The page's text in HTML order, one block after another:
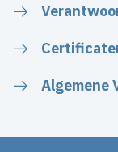
Algemene